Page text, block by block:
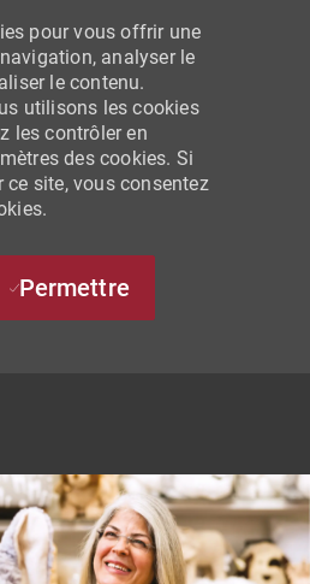
MAIN CONTENT
pour vous offrir une
analyser le
le contenu.
utilisons les cookies
les contrôler en
des cookies. Si
site, vous consentez
Permettre